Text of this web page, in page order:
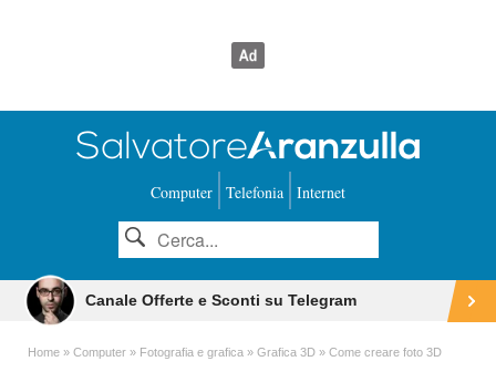
Computer Telefonia Internet
Canale Offerte e Sconti su Telegram
Home Computer Fotografia e grafica Grafica 3D Come creare foto 3D